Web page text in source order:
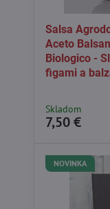
Salsa
Aceto
Biologico -
figami a
Skladom
7,50 €
NOVINKA